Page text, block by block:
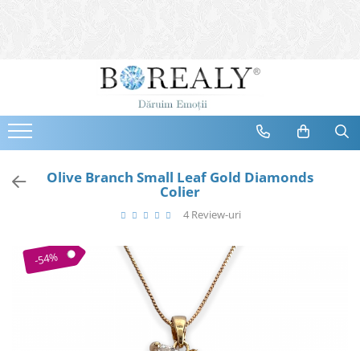
Bijuterii
Cercei
Bratari
Coliere
Destinatari
Olive Branch Small Leaf Gold Diamonds
Colier
4 Review-uri
-54%